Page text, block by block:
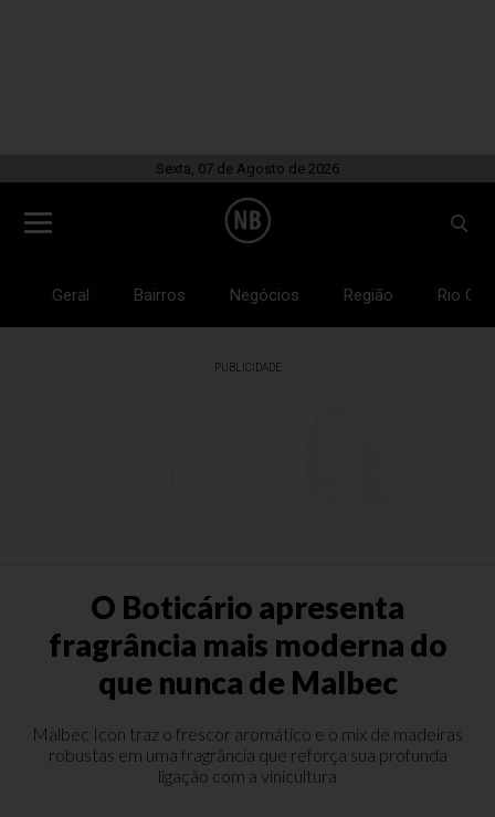
Sexta, 07 de Agosto de 2026
Geral Bairros Negócios Região Rio
PUBLICIDADE
O Boticário apresenta
fragrância mais moderna do
que nunca de Malbec
Malbec Icon traz o frescor aromático e o mix de madeiras
robustas em uma fragrância que reforça sua profunda
ligação com a vinicultura